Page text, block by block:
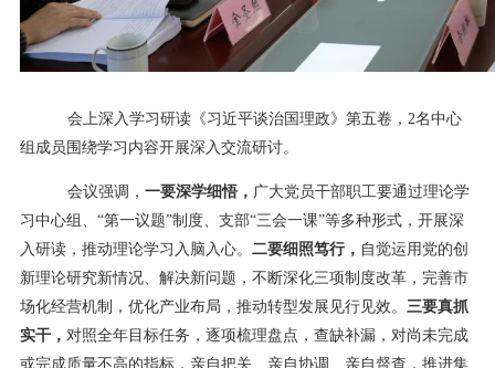
会上深入学习研读《习近平谈治国理政》第五卷， 2名中心
组成员围绕学习内容开展深入交流研讨。
会议强调， 一要深学细悟， 广大党员干部职工要通过理论学
习中心组、 “第一议题”制度、支部“三会一课”等多种形式， 开展深
入研读，推动理论学习入脑入心。 二要细照笃行， 自觉运用党的创
新理论研究新情况、解决新问题，不断深化三项制度改革，完善市
场化经营机制，优化产业布局，推动转型发展见行见效。 三要真抓
实干， 对照全年目标任务，逐项梳理盘点，查缺补漏，对尚未完成
或完成质量不高的指标，亲自把关、亲自协调、亲自督查，推进集